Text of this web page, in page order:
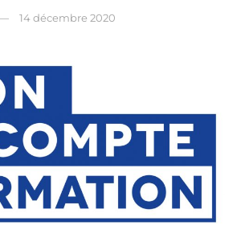
14 décembre 2020